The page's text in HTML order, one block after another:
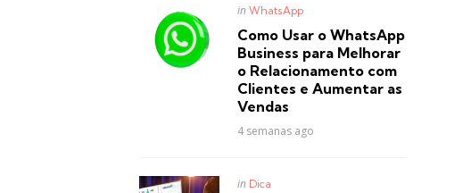
Posted
in WhatsApp
Como Usar o WhatsApp
Business para Melhorar
o Relacionamento com
Clientes e Aumentar as
Vendas
4 semanas ago
Posted
in Dica